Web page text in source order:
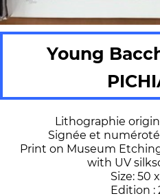
Young
Lithographie
Signée et
Print on Museum
with UV
Size: 50
Edition :